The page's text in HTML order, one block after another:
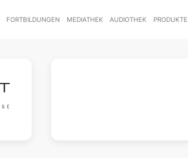
FORTBILDUNGEN MEDIATHEK AUDIOTHEK PRODUKTE